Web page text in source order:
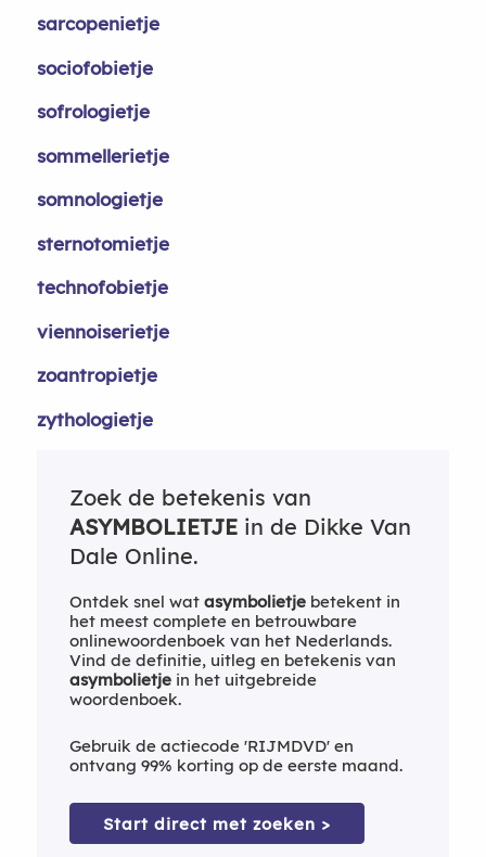
sarcopenietje
sociofobietje
sofrologietje
sommellerietje
somnologietje
sternotomietje
technofobietje
viennoiserietje
zoantropietje
zythologietje
Zoek de betekenis van
ASYMBOLIETJEin de Dikke Van
Dale Online.
Ontdek snel wat asymbolietjebetekent in
het meest complete en betrouwbare
onlinewoordenboek van het Nederlands.
Vind de definitie, uitleg en betekenis van
asymbolietjein het uitgebreide
woordenboek.
Gebruik de actiecode 'RIJMDVD' en
ontvang 99% korting op de eerste maand.
Start direct met zoeken >